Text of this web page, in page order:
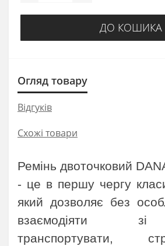
ДО КОШИКА
Огляд товару
Відгуків
Схожі товари
Ремінь двоточковий
- це в першу чергу
який дозволяє без
взаємодіяти
транспортувати,